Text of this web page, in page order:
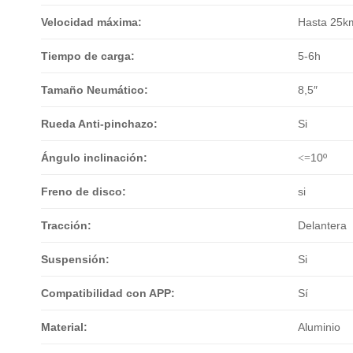
Velocidad máxima: Hasta
Tiempo de carga: 5-6h
Tamaño Neumático: 8,5″
Rueda Anti-pinchazo: Si
Ángulo inclinación: <=10º
Freno de disco: si
Tracción: Delantera
Suspensión: Si
Compatibilidad con APP: Sí
Material: Aluminio